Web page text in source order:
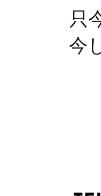
只
今